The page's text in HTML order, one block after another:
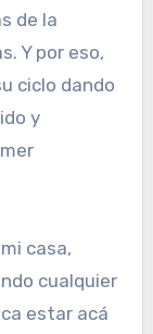
de la
Y por eso,
ciclo dando
y
casa,
cualquier
estar acá